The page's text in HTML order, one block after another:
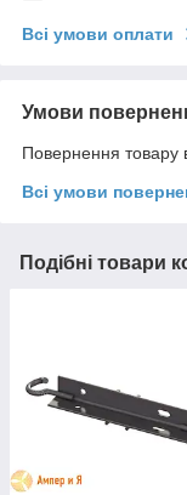
Всі умови оплати
Умови
Повернення товару
Всі умови
Подібні товари